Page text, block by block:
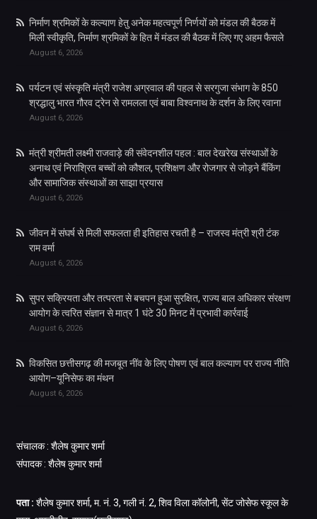
निर्माण श्रमिकों के कल्याण हेतु अनेक महत्वपूर्ण निर्णयों को मंडल की बैठक में
मिली स्वीकृति, निर्माण श्रमिकों के हित में मंडल की बैठक में लिए गए अहम फैसले
August 6, 2026
पर्यटन एवं संस्कृति मंत्री राजेश अग्रवाल की पहल से सरगुजा संभाग के 850
श्रद्धालु भारत गौरव ट्रेन से रामलला एवं बाबा विश्वनाथ के दर्शन के लिए रवाना
August 6, 2026
मंत्री श्रीमती लक्ष्मी राजवाड़े की संवेदनशील पहल : बाल देखरेख संस्थाओं के
अनाथ एवं निराश्रित बच्चों को कौशल, प्रशिक्षण और रोजगार से जोड़ने बैंकिंग
और सामाजिक संस्थाओं का साझा प्रयास
August 6, 2026
जीवन में संघर्ष से मिली सफलता ही इतिहास रचती है – राजस्व मंत्री श्री टंक
राम वर्मा
August 6, 2026
सुपर सक्रियता और तत्परता से बचपन हुआ सुरक्षित, राज्य बाल अधिकार संरक्षण
आयोग के त्वरित संज्ञान से मात्र 1 घंटे 30 मिनट में प्रभावी कार्रवाई
August 6, 2026
विकसित छत्तीसगढ़ की मजबूत नींव के लिए पोषण एवं बाल कल्याण पर राज्य नीति
आयोग–यूनिसेफ का मंथन
August 6, 2026
संचालक : शैलेष कुमार शर्मा
संपादक : शैलेष कुमार शर्मा
पता : शैलेष कुमार शर्मा, म. नं. 3, गली नं. 2, शिव विला कॉलोनी, सेंट जोसेफ स्कूल के